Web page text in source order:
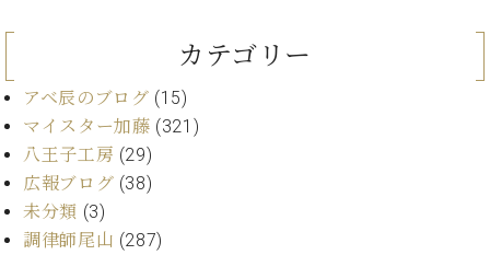
ジ
デ
ン
ス
ベ
号
く
前
に
ベ
ヒ
ン
コ
ン
サ
ト
ン・
調
律
ま
歓
迎。
ベヒ
シュ
会
社
カテゴリー
アベ辰のブログ (15)
マイスター加藤 (321)
八王子工房 (29)
広報ブログ (38)
未分類 (3)
調律師尾山 (287)